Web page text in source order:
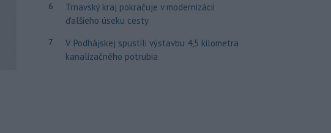
6
Trnavský kraj pokračuje v modernizácii
ďalšieho úseku cesty
7
V Podhájskej spustili výstavbu 4,5 kilometra
kanalizačného potrubia